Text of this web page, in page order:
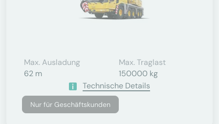
Max. Ausladung
62 m
Max. Traglast
150000 kg
Technische Details
Nur für Geschäftskunden